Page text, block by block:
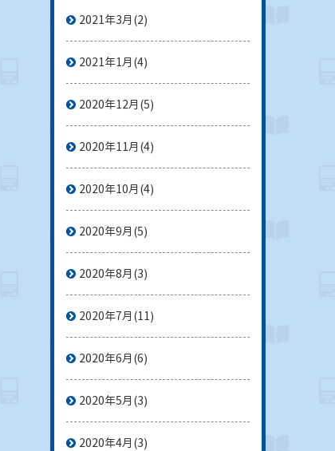
2021年3月 (2)
2021年1月 (4)
2020年12月 (5)
2020年11月 (4)
2020年10月 (4)
2020年9月 (5)
2020年8月 (3)
2020年7月 (11)
2020年6月 (6)
2020年5月 (3)
2020年4月 (3)